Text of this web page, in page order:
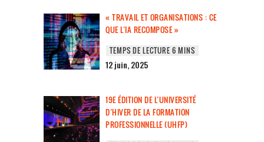
« TRAVAIL ET ORGANISATIONS : CE
QUE L’IA RECOMPOSE »
12 juin, 2025
19E ÉDITION DE L’UNIVERSITÉ
D’HIVER DE LA FORMATION
PROFESSIONNELLE (UHFP)